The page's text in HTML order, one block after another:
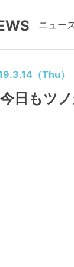
ニュー
（Thu）
今日もツ